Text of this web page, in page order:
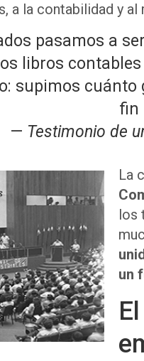
a la contabilidad y
pasamos a
libros
supimos cuánto
fin
— Testimonio de
La
los
un